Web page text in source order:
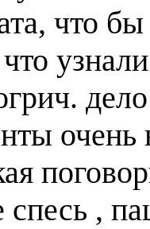
что
очень
спесь ,